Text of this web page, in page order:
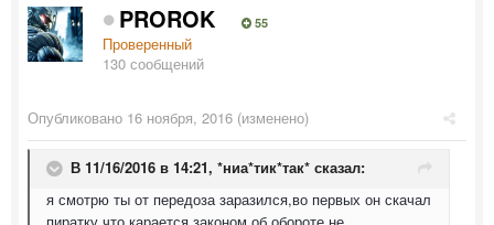
PROROK 55
Проверенный
130 сообщений
Опубликовано 16 ноября, 2016 (изменено)
В 11/16/2016 в 14:21, *ниа*тик*так* сказал:
я смотрю ты от передоза заразился,во первых он скачал